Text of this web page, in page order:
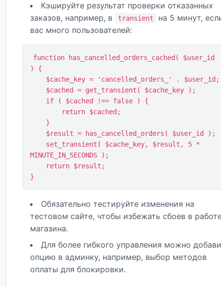
Кэшируйте результат проверки отказанных
заказов, например, в
transient
на 5 минут,
вас много пользователей:
function has_cancelled_orders_cached( $user_id
) {
MINUTE_IN_SECONDS );
}
Обязательно тестируйте изменения на
тестовом сайте, чтобы избежать сбоев в
магазина.
Для более гибкого управления можно
опцию в админку, например, выбор методов
оплаты для блокировки.